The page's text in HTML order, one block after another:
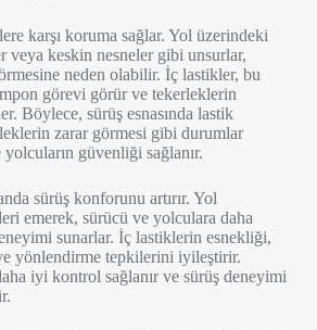
karşı koruma sağlar. Yol üzerindeki
veya keskin nesneler gibi unsurlar,
neden olabilir. İç lastikler, bu
görevi görür ve tekerleklerin
Böylece, sürüş esnasında lastik
zarar görmesi gibi durumlar
güvenliği sağlanır.
sürüş konforunu artırır. Yol
emerek, sürücü ve yolculara daha
sunarlar. İç lastiklerin esnekliği,
yönlendirme tepkilerini iyileştirir.
iyi kontrol sağlanır ve sürüş deneyimi